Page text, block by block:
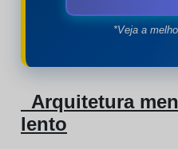
*Veja a
Arquitetura
lento